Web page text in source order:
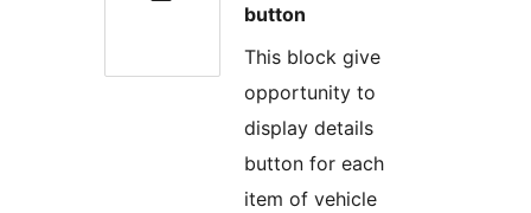
button
This block give
opportunity to
display details
button for each
item of vehicle